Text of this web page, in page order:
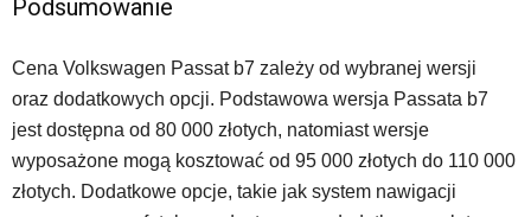
Podsumowanie
Cena Volkswagen Passat b7 zależy od wybranej wersji
oraz dodatkowych opcji. Podstawowa wersja Passata b7
jest dostępna od 80 000 złotych, natomiast wersje
wyposażone mogą kosztować od 95 000 złotych do 110 000
złotych. Dodatkowe opcje, takie jak system nawigacji